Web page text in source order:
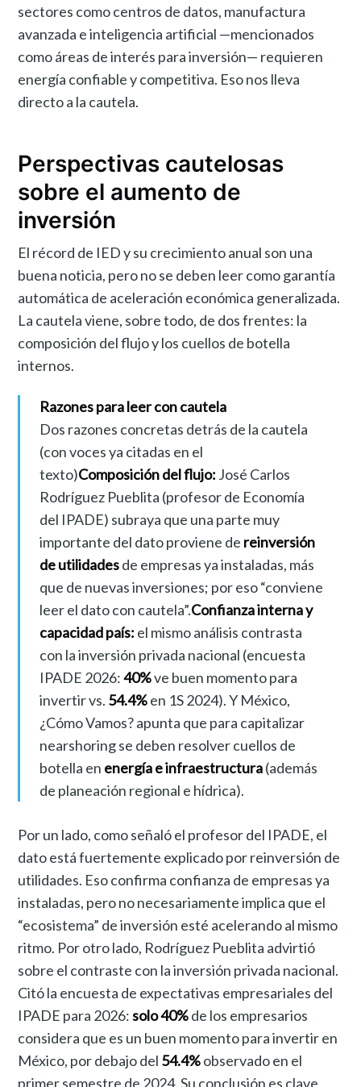
sectores como centros de datos, manufactura
avanzada e inteligencia artificial —mencionados
como áreas de interés para inversión— requieren
energía confiable y competitiva. Eso nos lleva
directo a la cautela.
Perspectivas cautelosas
sobre el aumento de
inversión
El récord de IED y su crecimiento anual son una
buena noticia, pero no se deben leer como garantía
automática de aceleración económica generalizada.
La cautela viene, sobre todo, de dos frentes: la
composición del flujo y los cuellos de botella
internos.
Razones para leer con cautela
Dos razones concretas detrás de la cautela
(con voces ya citadas en el
texto)Composición del flujo: José Carlos
Rodríguez Pueblita (profesor de Economía
del IPADE) subraya que una parte muy
importante del dato proviene de reinversión
de utilidadesde empresas ya instaladas, más
que de nuevas inversiones; por eso “conviene
leer el dato con cautela”.Confianza interna y
capacidad país: el mismo análisis contrasta
con la inversión privada nacional (encuesta
IPADE 2026:40%ve buen momento para
invertir vs. 54.4%en 1S 2024). Y México,
¿Cómo Vamos? apunta que para capitalizar
nearshoring se deben resolver cuellos de
botella en energía e infraestructura(además
de planeación regional e hídrica).
Por un lado, como señaló el profesor del IPADE, el
dato está fuertemente explicado por reinversión de
utilidades. Eso confirma confianza de empresas ya
instaladas, pero no necesariamente implica que el
“ecosistema” de inversión esté acelerando al mismo
ritmo. Por otro lado, Rodríguez Pueblita advirtió
sobre el contraste con la inversión privada nacional.
Citó la encuesta de expectativas empresariales del
IPADE para 2026:solo 40%de los empresarios
considera que es un buen momento para invertir en
México, por debajo del 54.4%observado en el
primer semestre de 2024. Su conclusión es clave